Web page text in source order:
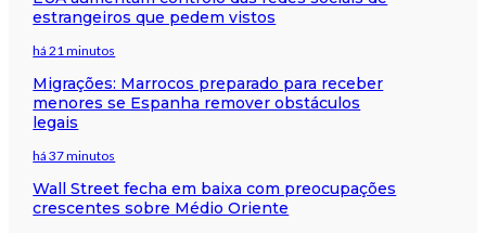
estrangeiros que pedem vistos
há 21 minutos
Migrações: Marrocos preparado para receber
menores se Espanha remover obstáculos
legais
há 37 minutos
Wall Street fecha em baixa com preocupações
crescentes sobre Médio Oriente